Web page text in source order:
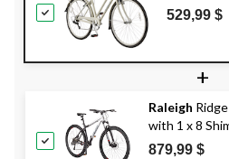
en V en
529,99 $
+
Raleigh
with 1 x 8
29-in, Black
879,99 $